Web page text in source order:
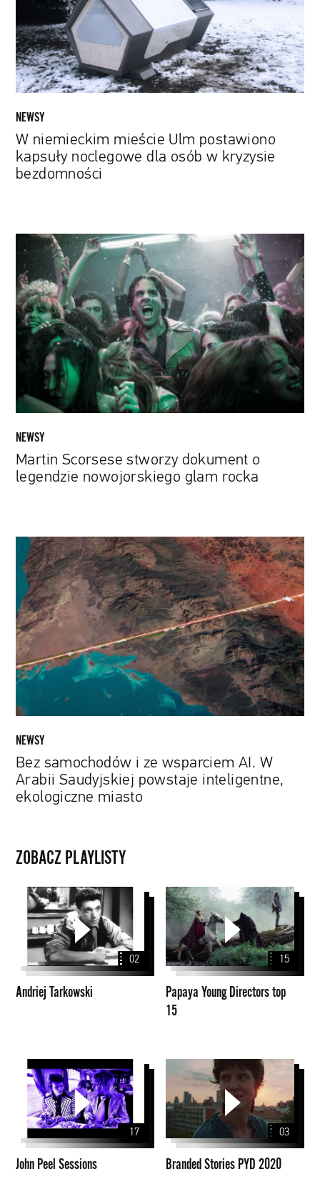
kapsuły
noclegowe
dla
osób
w
kryzysie
bezdomności
NEWSY
W niemieckim mieście Ulm postawiono
kapsuły noclegowe dla osób w kryzysie
bezdomności
stworzy
dokument
o
legendzie
nowojorskiego
glam
NEWSY
Martin Scorsese stworzy dokument o
legendzie nowojorskiego glam rocka
samochodów
wsparciem
AI.
W
Arabii
Saudyjskiej
inteligentne,
ekologiczne
NEWSY
Bez samochodów i ze wsparciem AI. W
Arabii Saudyjskiej powstaje inteligentne,
ekologiczne miasto
ZOBACZ PLAYLISTY
Andriej
Tarkowski
02
Andriej Tarkowski
Papaya
Young
Directors
top
15
15
Papaya Young Directors top
15
John
Peel
Sessions
17
John Peel Sessions
Branded
PYD
2020
03
Branded Stories PYD 2020